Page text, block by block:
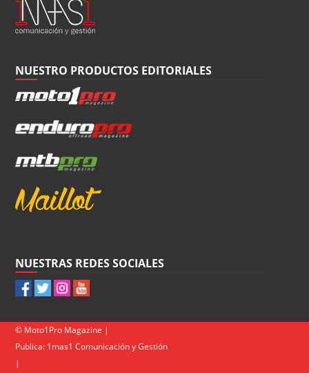
NUESTRO PRODUCTOS EDITORIALES
NUESTRAS REDES SOCIALES
© Moto1Pro Magazine |
Publica: 1mas1 Comunicación y Gestión
|